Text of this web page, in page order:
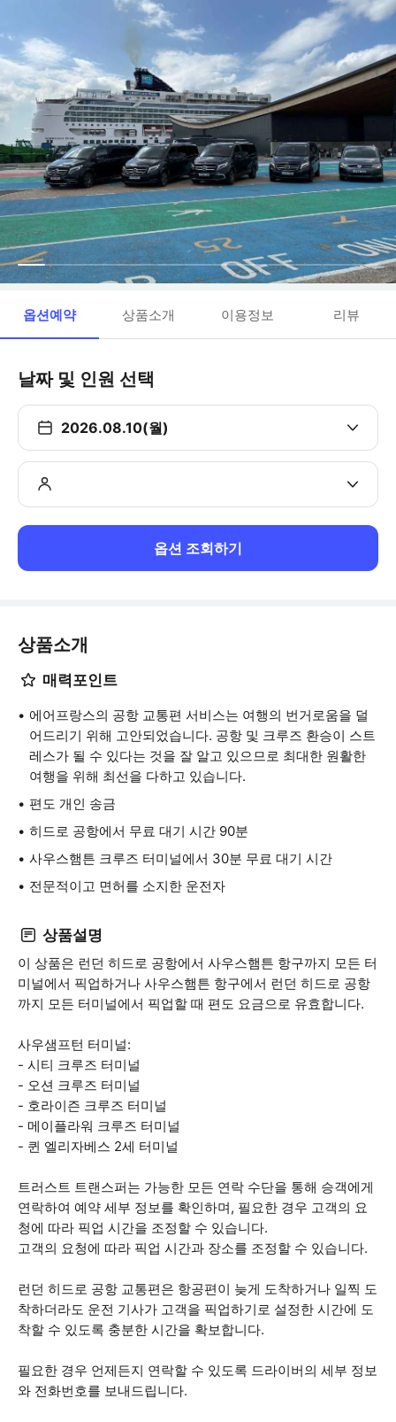
옵션예약 상품소개 이용정보 리뷰
날짜 및 인원 선택
2026.08.10(월)
옵션 조회하기
상품소개
매력포인트
에어프랑스의 공항 교통편 서비스는 여행의 번거로움을 덜
어드리기 위해 고안되었습니다. 공항 및 크루즈 환승이 스트
레스가 될 수 있다는 것을 잘 알고 있으므로 최대한 원활한
여행을 위해 최선을 다하고 있습니다.
편도 개인 송금
히드로 공항에서 무료 대기 시간 90분
사우스햄튼 크루즈 터미널에서 30분 무료 대기 시간
전문적이고 면허를 소지한 운전자
상품설명
이 상품은 런던 히드로 공항에서 사우스햄튼 항구까지 모든 터
미널에서 픽업하거나 사우스햄튼 항구에서 런던 히드로 공항
까지 모든 터미널에서 픽업할 때 편도 요금으로 유효합니다.
사우샘프턴 터미널:
- 시티 크루즈 터미널
- 오션 크루즈 터미널
- 호라이즌 크루즈 터미널
- 메이플라워 크루즈 터미널
- 퀸 엘리자베스 2세 터미널
트러스트 트랜스퍼는 가능한 모든 연락 수단을 통해 승객에게
연락하여 예약 세부 정보를 확인하며, 필요한 경우 고객의 요
청에 따라 픽업 시간을 조정할 수 있습니다.
고객의 요청에 따라 픽업 시간과 장소를 조정할 수 있습니다.
런던 히드로 공항 교통편은 항공편이 늦게 도착하거나 일찍 도
착하더라도 운전 기사가 고객을 픽업하기로 설정한 시간에 도
착할 수 있도록 충분한 시간을 확보합니다.
필요한 경우 언제든지 연락할 수 있도록 드라이버의 세부 정보
와 전화번호를 보내드립니다.